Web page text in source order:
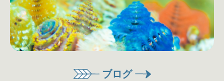
ブログ